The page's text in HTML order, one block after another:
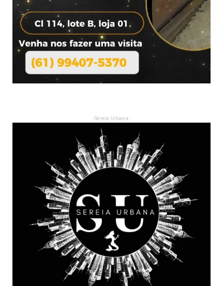
- Sereia Urbana -